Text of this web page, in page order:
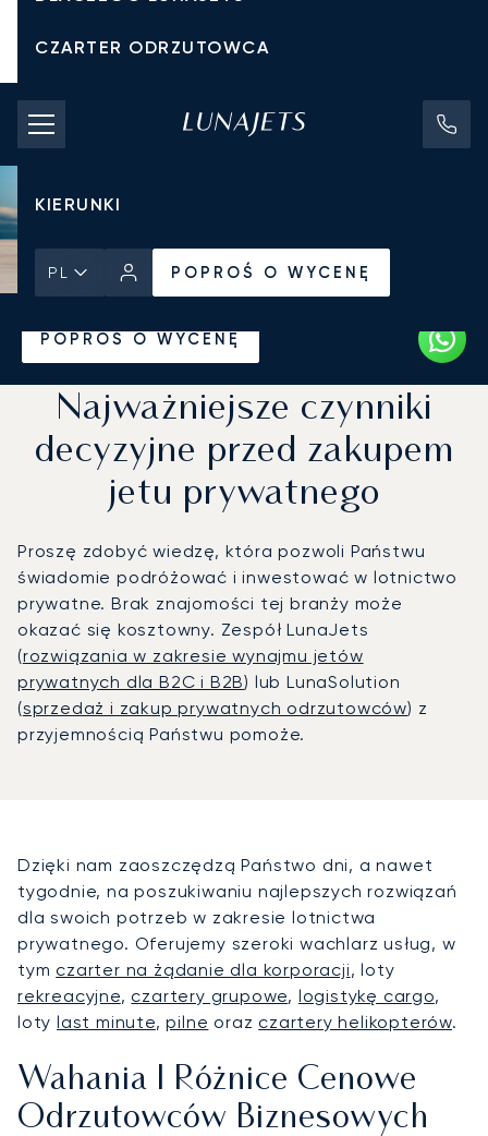
CZARTER ODRZUTOWCA
KOSZTY CZARTERU
PRYWATNE ODRZUTOWCE
KIERUNKI
PL POPROŚ O WYCENĘ
POPROŚ O WYCENĘ
Najważniejsze czynniki
decyzyjne przed zakupem
jetu prywatnego
Proszę zdobyć wiedzę, która pozwoli Państwu
świadomie podróżować i inwestować w lotnictwo
prywatne. Brak znajomości tej branży może
okazać się kosztowny. Zespół LunaJets
(rozwiązania w zakresie wynajmu jetów
prywatnych dla B2C i B2B) lub LunaSolution
(sprzedaż i zakup prywatnych odrzutowców) z
przyjemnością Państwu pomoże.
Dzięki nam zaoszczędzą Państwo dni, a nawet
tygodnie, na poszukiwaniu najlepszych rozwiązań
dla swoich potrzeb w zakresie lotnictwa
prywatnego. Oferujemy szeroki wachlarz usług, w
tym czarter na żądanie dla korporacji, loty
rekreacyjne, czartery grupowe, logistykę cargo,
loty last minute,pilne oraz czartery helikopterów.
Wahania I Różnice Cenowe
Odrzutowców Biznesowych